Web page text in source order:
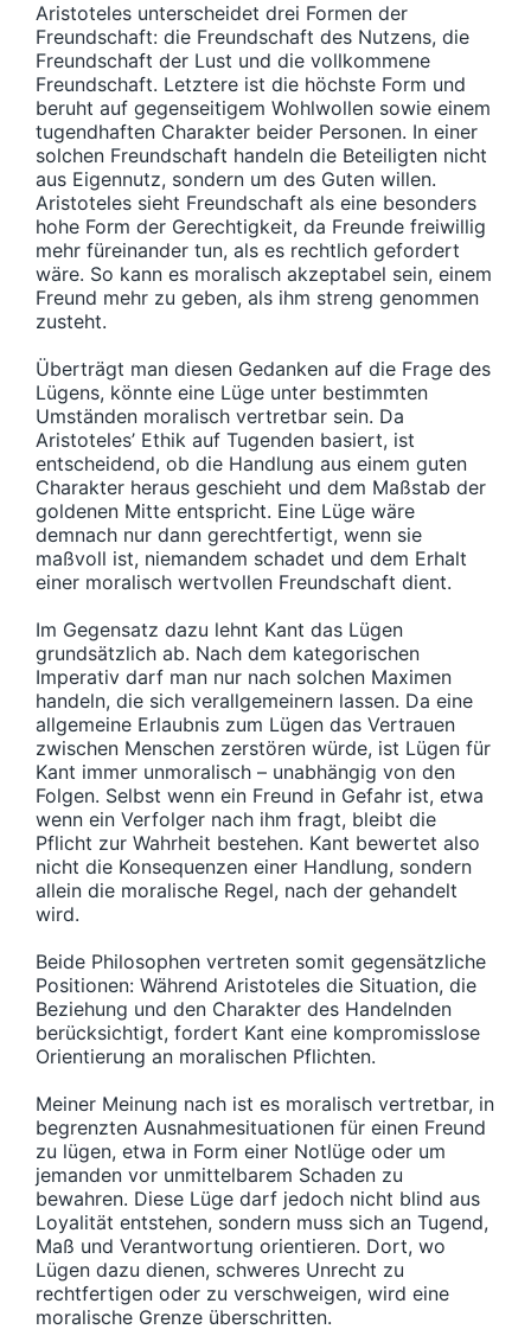
Aristoteles unterscheidet drei Formen der
Freundschaft: die Freundschaft des Nutzens, die
Freundschaft der Lust und die vollkommene
Freundschaft. Letztere ist die höchste Form und
beruht auf gegenseitigem Wohlwollen sowie einem
tugendhaften Charakter beider Personen. In einer
solchen Freundschaft handeln die Beteiligten nicht
aus Eigennutz, sondern um des Guten willen.
Aristoteles sieht Freundschaft als eine besonders
hohe Form der Gerechtigkeit, da Freunde freiwillig
mehr füreinander tun, als es rechtlich gefordert
wäre. So kann es moralisch akzeptabel sein, einem
Freund mehr zu geben, als ihm streng genommen
zusteht.
Überträgt man diesen Gedanken auf die Frage des
Lügens, könnte eine Lüge unter bestimmten
Umständen moralisch vertretbar sein. Da
Aristoteles’ Ethik auf Tugenden basiert, ist
entscheidend, ob die Handlung aus einem guten
Charakter heraus geschieht und dem Maßstab der
goldenen Mitte entspricht. Eine Lüge wäre
demnach nur dann gerechtfertigt, wenn sie
maßvoll ist, niemandem schadet und dem Erhalt
einer moralisch wertvollen Freundschaft dient.
Im Gegensatz dazu lehnt Kant das Lügen
grundsätzlich ab. Nach dem kategorischen
Imperativ darf man nur nach solchen Maximen
handeln, die sich verallgemeinern lassen. Da eine
allgemeine Erlaubnis zum Lügen das Vertrauen
zwischen Menschen zerstören würde, ist Lügen für
Kant immer unmoralisch – unabhängig von den
Folgen. Selbst wenn ein Freund in Gefahr ist, etwa
wenn ein Verfolger nach ihm fragt, bleibt die
Pflicht zur Wahrheit bestehen. Kant bewertet also
nicht die Konsequenzen einer Handlung, sondern
allein die moralische Regel, nach der gehandelt
wird.
Beide Philosophen vertreten somit gegensätzliche
Positionen: Während Aristoteles die Situation, die
Beziehung und den Charakter des Handelnden
berücksichtigt, fordert Kant eine kompromisslose
Orientierung an moralischen Pflichten.
Meiner Meinung nach ist es moralisch vertretbar, in
begrenzten Ausnahmesituationen für einen Freund
zu lügen, etwa in Form einer Notlüge oder um
jemanden vor unmittelbarem Schaden zu
bewahren. Diese Lüge darf jedoch nicht blind aus
Loyalität entstehen, sondern muss sich an Tugend,
Maß und Verantwortung orientieren. Dort, wo
Lügen dazu dienen, schweres Unrecht zu
rechtfertigen oder zu verschweigen, wird eine
moralische Grenze überschritten.